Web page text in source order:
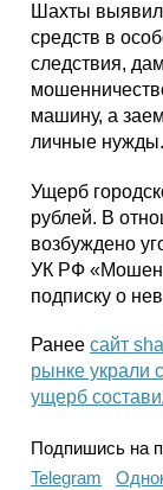
Шахты
средств в
следствия,
машину, а
личные нужды.
Ущерб
рублей. В
возбуждено
УК РФ
подписку о
Ранеесайт
рынке украли
ущерб
Подпишись на
Telegram